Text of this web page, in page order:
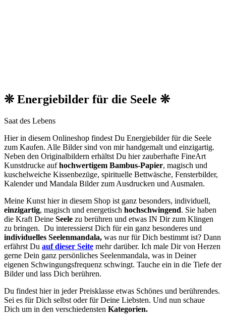
❊ Energiebilder für die Seele ❊
Saat des Lebens
Hier in diesem Onlineshop findest Du Energiebilder für die Seele
zum Kaufen. Alle Bilder sind von mir handgemalt und einzigartig.
Neben den Originalbildern erhältst Du hier zauberhafte FineArt
Kunstdrucke aufhochwertigem Bambus-Papier, magisch und
kuschelweiche Kissenbezüge, spirituelle Bettwäsche, Fensterbilder,
Kalender und Mandala Bilder zum Ausdrucken und Ausmalen.
Meine Kunst hier in diesem Shop ist ganz besonders, individuell,
einzigartig, magisch und energetisch hochschwingend. Sie haben
die Kraft Deine Seele zu berühren und etwas IN Dir zum Klingen
zu bringen. Du interessierst Dich für ein ganz besonderes und
individuelles Seelenmandala, was nur für Dich bestimmt ist? Dann
erfährst Du auf dieser Seite mehr darüber. Ich male Dir von Herzen
gerne Dein ganz persönliches Seelenmandala, was in Deiner
eigenen Schwingungsfrequenz schwingt. Tauche ein in die Tiefe der
Bilder und lass Dich berühren.
Du findest hier in jeder Preisklasse etwas Schönes und berührendes.
Sei es für Dich selbst oder für Deine Liebsten. Und nun schaue
Dich um in den verschiedensten Kategorien.